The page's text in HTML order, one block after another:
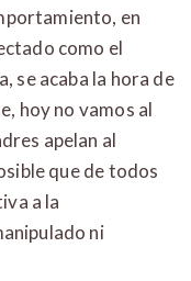
en
como el
se acaba la hora de
hoy no vamos al
apelan al
que de todos
a la
ni